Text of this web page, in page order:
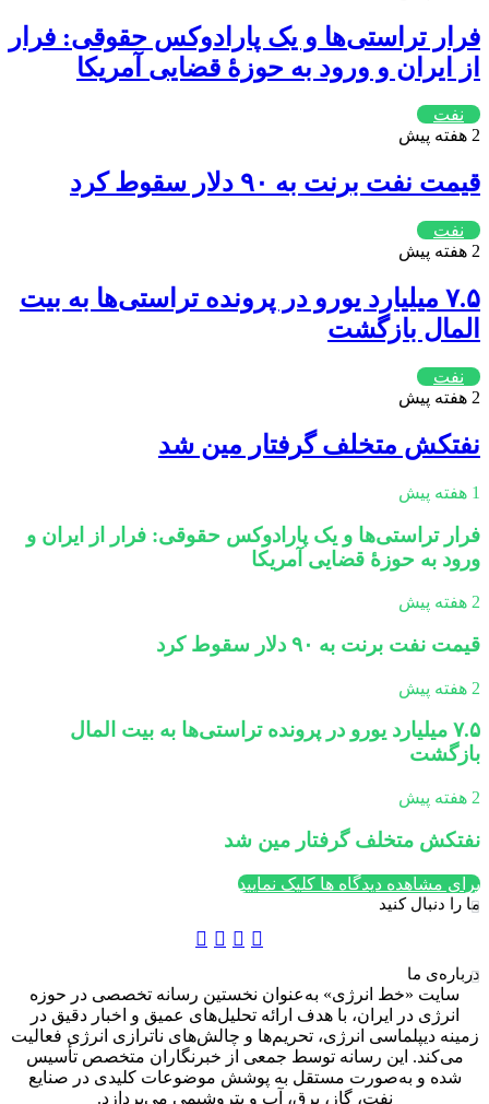
فرار تراستی‌ها و یک پارادوکس حقوقی: فرار
از ایران و ورود به حوزۀ قضایی آمریکا
نفت
2 هفته پیش
قیمت نفت برنت به ۹۰ دلار سقوط کرد
نفت
2 هفته پیش
۷.۵ میلیارد یورو در پرونده تراستی‌ها به بیت
المال بازگشت
نفت
2 هفته پیش
نفتکش متخلف گرفتار مین شد
1 هفته پیش
فرار تراستی‌ها و یک پارادوکس حقوقی: فرار از ایران و
ورود به حوزۀ قضایی آمریکا
2 هفته پیش
قیمت نفت برنت به ۹۰ دلار سقوط کرد
2 هفته پیش
۷.۵ میلیارد یورو در پرونده تراستی‌ها به بیت المال
بازگشت
2 هفته پیش
نفتکش متخلف گرفتار مین شد
برای مشاهده دیدگاه ها کلیک نمایید
ما را دنبال کنید
توییتریوتیوباینستاگرام
درباره‌ی ما
سایت «خط انرژی» به‌عنوان نخستین رسانه تخصصی در حوزه
انرژی در ایران، با هدف ارائه تحلیل‌های عمیق و اخبار دقیق در
زمینه دیپلماسی انرژی، تحریم‌ها و چالش‌های ناترازی انرژی فعالیت
می‌کند. این رسانه توسط جمعی از خبرنگاران متخصص تأسیس
شده و به‌صورت مستقل به پوشش موضوعات کلیدی در صنایع
نفت، گاز، برق، آب و پتروشیمی می‌پردازد.